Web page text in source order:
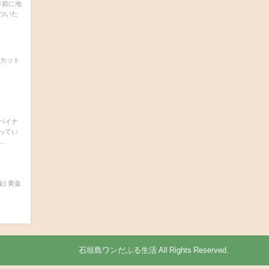
前に地
いた
ット
イナ
てい
) 黄金
© 石垣島ワンだふる生活 All Rights Reserved.